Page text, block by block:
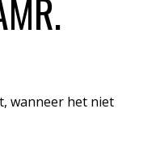
wanneer het niet